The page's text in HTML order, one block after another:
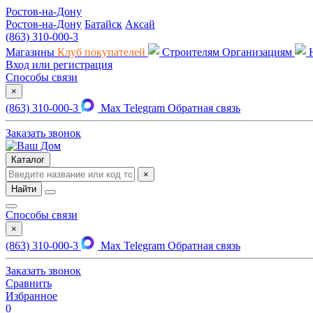
Ростов-на-Дону
Ростов-на-Дону Батайск Аксай
(863) 310-000-3
Магазины Клуб покупателей Строителям Организациям
Вход или регистрация
Способы связи
×
(863) 310-000-3 Max Telegram Обратная связь
Заказать звонок
Каталог
×
Найти
Способы связи
×
(863) 310-000-3 Max Telegram Обратная связь
Заказать звонок
Сравнить
Избранное
0